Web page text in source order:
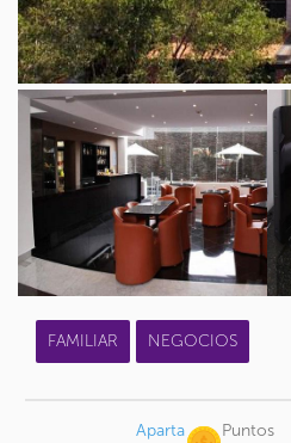
FAMILIAR NEGOCIOS
Aparta
Puntos